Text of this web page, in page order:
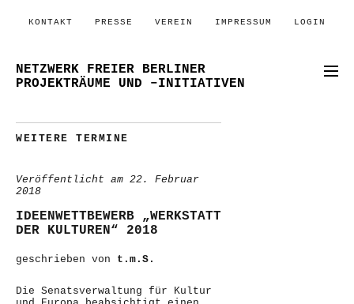
KONTAKT PRESSE VEREIN IMPRESSUM LOGIN
NETZWERK FREIER BERLINER
PROJEKTRÄUME UND –INITIATIVEN
WEITERE TERMINE
Veröffentlicht am 22. Februar
2018
IDEENWETTBEWERB „WERKSTATT
DER KULTUREN“ 2018
geschrieben von t.m.S.
Die Senatsverwaltung für Kultur